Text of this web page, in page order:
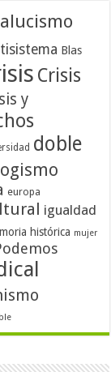
Blas
Crisis
y
doble
europa
igualdad
histórica mujer